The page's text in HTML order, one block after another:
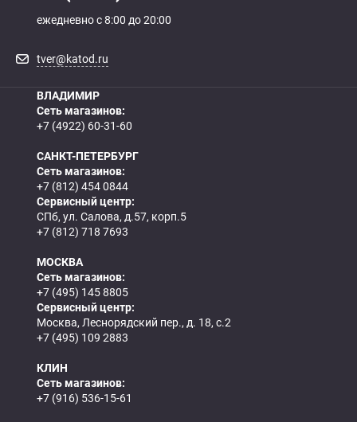
ежедневно с 8:00 до 20:00
tver@katod.ru
ВЛАДИМИР
Сеть магазинов:
+7 (4922) 60-31-60
САНКТ-ПЕТЕРБУРГ
Сеть магазинов:
+7 (812) 454 0844
Сервисный центр:
СПб, ул. Салова, д.57, корп.5
+7 (812) 718 7693
МОСКВА
Сеть магазинов:
+7 (495) 145 8805
Сервисный центр:
Москва, Леснорядский пер., д. 18, с.2
+7 (495) 109 2883
КЛИН
Сеть магазинов:
+7 (916) 536-15-61